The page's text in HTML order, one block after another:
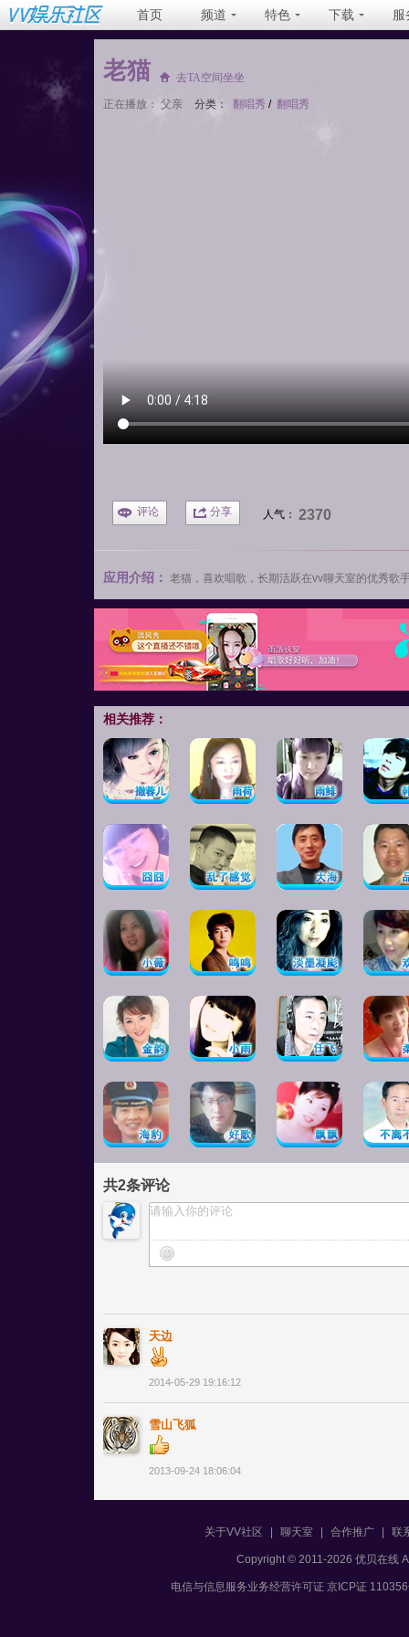
首页 频道 特色 下载 服
老猫 去TA空间坐坐
正在播放： 父亲 分类： 翻唱秀 / 翻唱秀
评论 分享 人气： 2370
应用介绍： 老猫 ，喜欢唱歌，长期活跃在vv聊天室的优秀歌
相关推荐：
共2条评论
天边
2014-05-29 19:16:12
雪山飞狐
2013-09-24 18:06:04
关于VV社区 聊天室 合作推广 联
Copyright © 2011-2026 优贝在线
电信与信息服务业务经营许可证 京ICP证